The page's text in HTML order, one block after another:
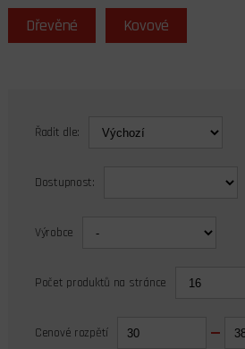
Dřevěné Kovové
Řadit dle:
Dostupnost:
Výrobce
Počet produktů na stránce
Cenové rozpětí